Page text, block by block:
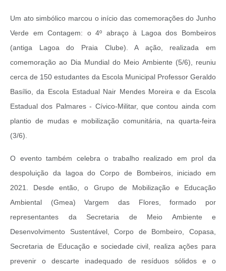
Um ato simbólico marcou o início das comemorações do Junho
Verde em Contagem: o 4º abraço à Lagoa dos Bombeiros
(antiga Lagoa do Praia Clube). A ação, realizada em
comemoração ao Dia Mundial do Meio Ambiente (5/6), reuniu
cerca de 150 estudantes da Escola Municipal Professor Geraldo
Basílio, da Escola Estadual Nair Mendes Moreira e da Escola
Estadual dos Palmares - Cívico-Militar, que contou ainda com
plantio de mudas e mobilização comunitária, na quarta-feira
(3/6).
O evento também celebra o trabalho realizado em prol da
despoluição da lagoa do Corpo de Bombeiros, iniciado em
2021. Desde então, o Grupo de Mobilização e Educação
Ambiental (Gmea) Vargem das Flores, formado por
representantes da Secretaria de Meio Ambiente e
Desenvolvimento Sustentável, Corpo de Bombeiro, Copasa,
Secretaria de Educação e sociedade civil, realiza ações para
prevenir o descarte inadequado de resíduos sólidos e o